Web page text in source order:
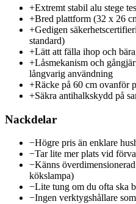
+Extremt stabil alu stege
+Bred plattform (32 x 26
+Gedigen
standard)
+Lätt att fälla ihop och
+Låsmekanism och
långvarig användning
+Räcke på 60 cm ovanför
+Säkra antihalkskydd på
Nackdelar
−Högre pris än enklare
−Tar lite mer plats vid
−Känns
kökslampa)
−Lite tung om du ofta ska
−Ingen verktygshållare